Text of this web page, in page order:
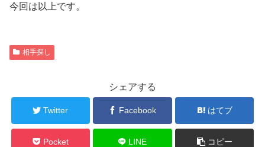
今回は以上です。
相手探し
シェアする
Twitter Facebook はてブ
Pocket LINE コピー